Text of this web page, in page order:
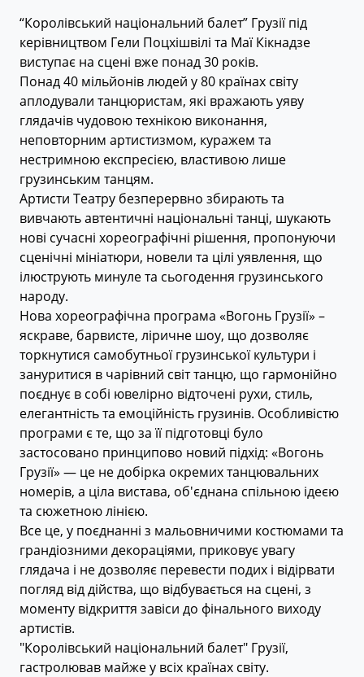
“Королівський національний балет” Грузії під
керівництвом Гели Поцхішвілі та Маї Кікнадзе
виступає на сцені вже понад 30 років.
Понад 40 мільйонів людей у ​​80 країнах світу
аплодували танцюристам, які вражають уяву
глядачів чудовою технікою виконання,
неповторним артистизмом, куражем та
нестримною експресією, властивою лише
грузинським танцям.
Артисти Театру безперервно збирають та
вивчають автентичні національні танці, шукають
нові сучасні хореографічні рішення, пропонуючи
сценічні мініатюри, новели та цілі уявлення, що
ілюструють минуле та сьогодення грузинського
народу.
Нова хореографічна програма «Вогонь Грузії» –
яскраве, барвисте, ліричне шоу, що дозволяє
торкнутися самобутньої грузинської культури і
зануритися в чарівний світ танцю, що гармонійно
поєднує в собі ювелірно відточені рухи, стиль,
елегантність та емоційність грузинів. Особливістю
програми є те, що за її підготовці було
застосовано принципово новий підхід: «Вогонь
Грузії» — це не добірка окремих танцювальних
номерів, а ціла вистава, об'єднана спільною ідеєю
та сюжетною лінією.
Все це, у поєднанні з мальовничими костюмами та
грандіозними декораціями, приковує увагу
глядача і не дозволяє перевести подих і відірвати
погляд від дійства, що відбувається на сцені, з
моменту відкриття завіси до фінального виходу
артистів.
"Королівський національний балет" Грузії,
гастролював майже у всіх країнах світу.